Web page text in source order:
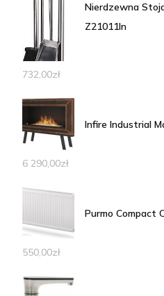
Nierdzewna
Z21011In
732,00zł
Infire Industrial
6 290,00zł
Purmo Compact
550,00zł